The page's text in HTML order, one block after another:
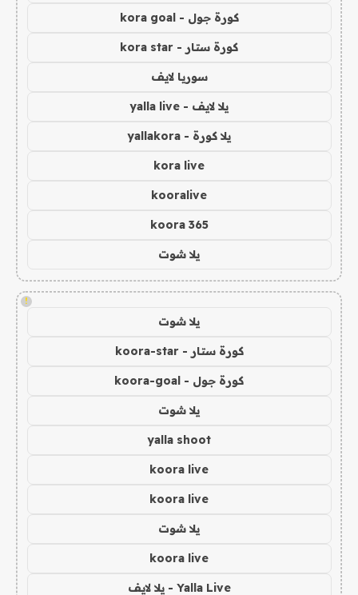
كورة جول - kora goal
كورة ستار - kora star
سوريا لايف
يلا لايف - yalla live
يلا كورة - yallakora
kora live
kooralive
koora 365
يلا شوت
!
يلا شوت
كورة ستار - koora-star
كورة جول - koora-goal
يلا شوت
yalla shoot
koora live
koora live
يلا شوت
koora live
Yalla Live - يلا لايف